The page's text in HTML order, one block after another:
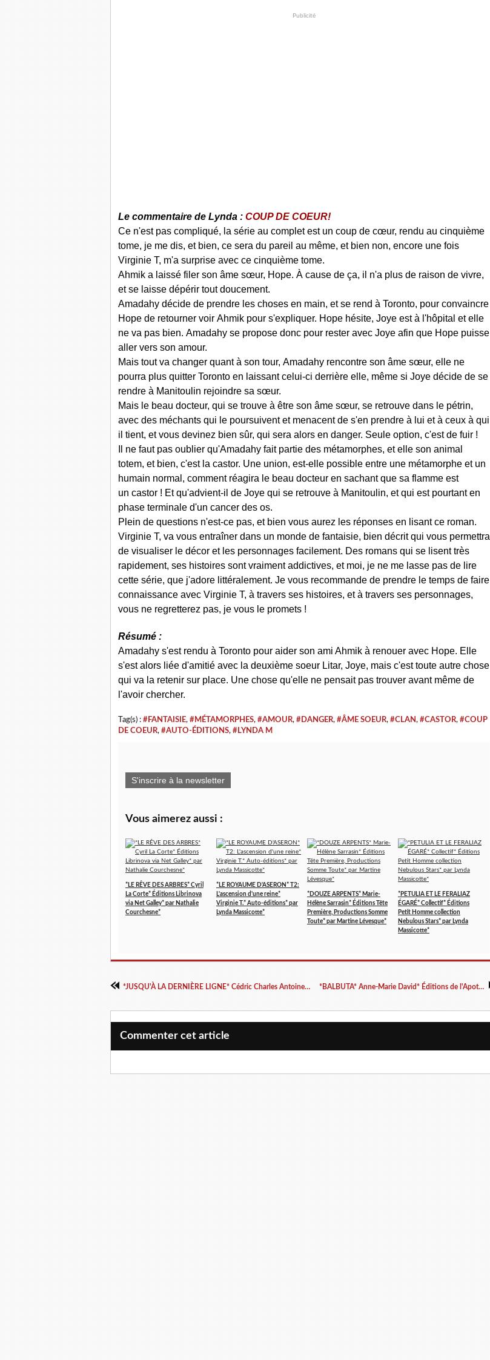
Publicité
Le commentaire de Lynda : COUP DE COEUR!
Ce n'est pas compliqué, la série au complet est un coup de cœur, rendu au cinquième
tome, je me dis, et bien, ce sera du pareil au même, et bien non, encore une fois
Virginie T, m'a surprise avec ce cinquième tome.
Ahmik a laissé filer son âme sœur, Hope. À cause de ça, il n'a plus de raison de vivre,
et se laisse dépérir tout doucement.
Amadahy décide de prendre les choses en main, et se rend à Toronto, pour convaincre
Hope de retourner voir Ahmik pour s'expliquer. Hope hésite, Joye est à l'hôpital et elle
ne va pas bien. Amadahy se propose donc pour rester avec Joye afin que Hope puisse
aller vers son amour.
Mais tout va changer quant à son tour, Amadahy rencontre son âme sœur, elle ne
pourra plus quitter Toronto en laissant celui-ci derrière elle, même si Joye décide de se
rendre à Manitoulin rejoindre sa sœur.
Mais le beau docteur, qui se trouve à être son âme sœur, se retrouve dans le pétrin,
avec des méchants qui le poursuivent et menacent de s'en prendre à lui et à ceux à qui
il tient, et vous devinez bien sûr, qui sera alors en danger. Seule option, c'est de fuir !
Il ne faut pas oublier qu'Amadahy fait partie des métamorphes, et elle son animal
totem, et bien, c'est la castor. Une union, est-elle possible entre une métamorphe et un
humain normal, comment réagira le beau docteur en sachant que sa flamme est
un castor ! Et qu'advient-il de Joye qui se retrouve à Manitoulin, et qui est pourtant en
phase terminale d'un cancer des os.
Plein de questions n'est-ce pas, et bien vous aurez les réponses en lisant ce roman.
Virginie T, va vous entraîner dans un monde de fantaisie, bien décrit qui vous permettra
de visualiser le décor et les personnages facilement. Des romans qui se lisent très
rapidement, ses histoires sont vraiment addictives, et moi, je ne me lasse pas de lire
cette série, que j'adore littéralement. Je vous recommande de prendre le temps de faire
connaissance avec Virginie T, à travers ses histoires, et à travers ses personnages,
vous ne regretterez pas, je vous le promets !
Résumé :
Amadahy s'est rendu à Toronto pour aider son ami Ahmik à renouer avec Hope. Elle
s'est alors liée d'amitié avec la deuxième soeur Litar, Joye, mais c'est toute autre chose
qui va la retenir sur place. Une chose qu'elle ne pensait pas trouver avant même de
l'avoir chercher.
Tag(s) : #FANTAISIE, #MÉTAMORPHES, #AMOUR, #DANGER, #ÂME SOEUR, #CLAN, #CASTOR, #COUP
DE COEUR, #AUTO-ÉDITIONS, #LYNDA M
S'inscrire à la newsletter
Vous aimerez aussi :
*LE RÊVE DES ARBRES* Cyril
La Corte* Éditions Librinova
via Net Galley* par Nathalie
Courchesne*
*LE ROYAUME D'ASERON* T2:
L'ascension d'une reine*
Virginie T.* Auto-éditions* par
Lynda Massicotte*
*DOUZE ARPENTS* Marie-
Hélène Sarrasin* Éditions Tête
Première, Productions Somme
Toute* par Martine Lévesque*
*PETULIA ET LE FERALIAZ
ÉGARÉ* Collectif* Éditions
Petit Homme collection
Nebulous Stars* par Lynda
Massicotte*
*JUSQU'À LA DERNIÈRE LIGNE* Cédric Charles Antoine* Auto-édition* par Carole Émery* *BALBUTA* Anne-Marie David* Éditions de l'Apothéose* par Martine Lévesque*
Commenter cet article